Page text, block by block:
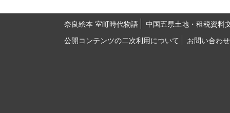
奈良絵本 室町時代物語
中国五県土地・租税資料
公開コンテンツの二次利用について
お問い合わせ